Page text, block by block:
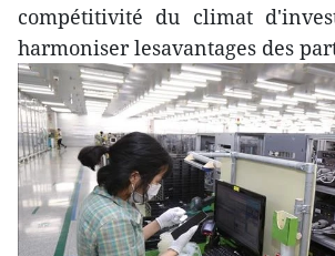
compétitivité du climat
harmoniser lesavantages des